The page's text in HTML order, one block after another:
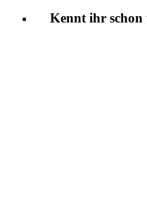
Kennt ihr schon